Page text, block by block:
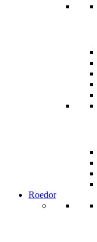
Roedor